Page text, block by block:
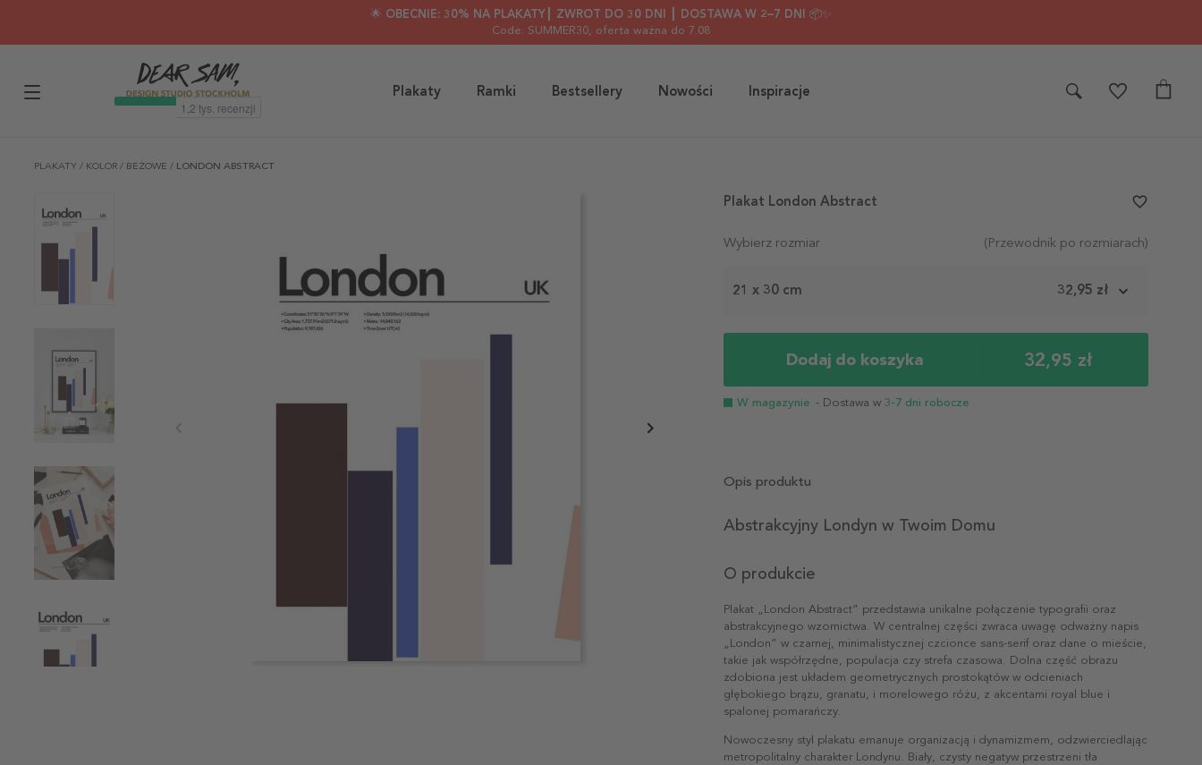
🌟 OBECNIE: 30% NA PLAKATY┃ ZWROT DO 30 DNI ┃ DOSTAWA W 2–7 DNI 📦✨
Code: SUMMER30, oferta ważna do 7.08
Plakaty Ramki Bestsellery Nowości Inspiracje
PLAKATY / KOLOR / BEŻOWE / LONDON ABSTRACT
Wybierz rozmiar (Przewodnik po rozmiarach)
21 x 30 cm 32,95 zł
Dodaj do koszyka 32,95 zł
W magazynie - Dostawa w 3-7 dni robocze
Plakat London Abstract favorite_border
Opis produktu
Abstrakcyjny Londyn w Twoim Domu
O produkcie
Plakat „London Abstract” przedstawia unikalne połączenie typografii oraz
abstrakcyjnego wzornictwa. W centralnej części zwraca uwagę odważny napis
„London” w czarnej, minimalistycznej czcionce sans-serif oraz dane o mieście,
takie jak współrzędne, populacja czy strefa czasowa. Dolna część obrazu
zdobiona jest układem geometrycznych prostokątów w odcieniach
głębokiego brązu, granatu, i morelowego różu, z akcentami royal blue i
spalonej pomarańczy.
Nowoczesny styl plakatu emanuje organizacją i dynamizmem, odzwierciedlając
metropolitalny charakter Londynu. Biały, czysty negatyw przestrzeni tła